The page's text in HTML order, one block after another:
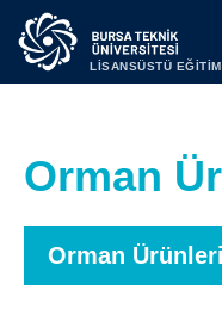
LİSANSÜSTÜ
Orman
Orman